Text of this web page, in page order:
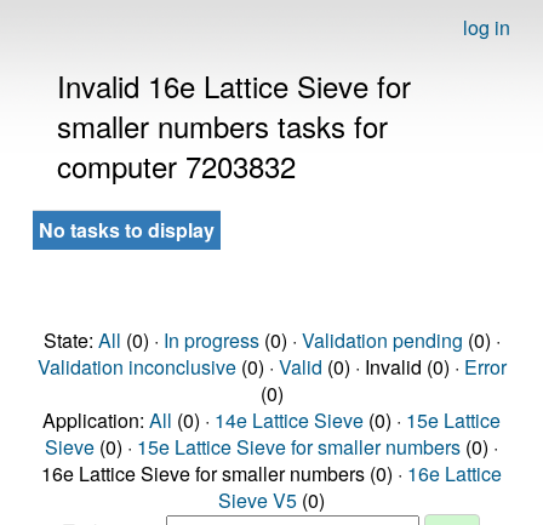
log in
Invalid 16e Lattice Sieve for
smaller numbers tasks for
computer 7203832
No tasks to display
State: All (0) · In progress(0) · Validation pending (0) ·
Validation inconclusive(0) · Valid (0) · Invalid (0) · Error
(0)
Application: All (0) · 14e Lattice Sieve (0) · 15e Lattice
Sieve (0) · 15e Lattice Sieve for smaller numbers (0) ·
16e Lattice Sieve for smaller numbers (0) · 16e Lattice
Sieve V5 (0)